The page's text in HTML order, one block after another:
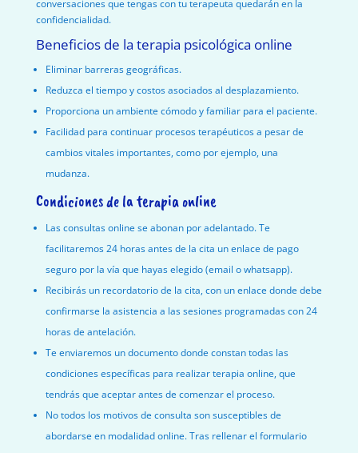
conversaciones que tengas con tu terapeuta quedarán en la
confidencialidad.
Beneficios de la terapia psicológica online
Eliminar barreras geográficas.
Reduzca el tiempo y costos asociados al desplazamiento.
Proporciona un ambiente cómodo y familiar para el paciente.
Facilidad para continuar procesos terapéuticos a pesar de
cambios vitales importantes, como por ejemplo, una
mudanza.
Condiciones de la terapia online
Las consultas online se abonan por adelantado. Te
facilitaremos 24 horas antes de la cita un enlace de pago
seguro por la vía que hayas elegido (email o whatsapp).
Recibirás un recordatorio de la cita, con un enlace donde debe
confirmarse la asistencia a las sesiones programadas con 24
horas de antelación.
Te enviaremos un documento donde constan todas las
condiciones específicas para realizar terapia online, que
tendrás que aceptar antes de comenzar el proceso.
No todos los motivos de consulta son susceptibles de
abordarse en modalidad online. Tras rellenar el formulario